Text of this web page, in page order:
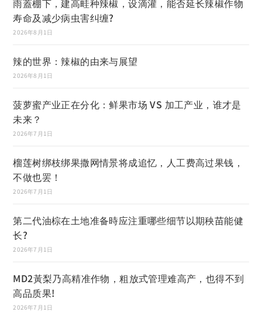
寿命及减少病虫害纠缠?
2026年8月1日
辣的世界：辣椒的由来与展望
2026年8月1日
菠萝蜜产业正在分化：鲜果市场 VS 加工产业，谁才是
未来？
2026年7月1日
榴莲树绑枝绑果撒网情景将成追忆，人工费高过果钱，
不做也罢！
2026年7月1日
第二代油棕在土地准备時应注重哪些细节以期秧苗能健
长?
2026年7月1日
MD2黃梨乃高精准作物，粗放式管理难高产，也得不到
高品质果!
2026年7月1日